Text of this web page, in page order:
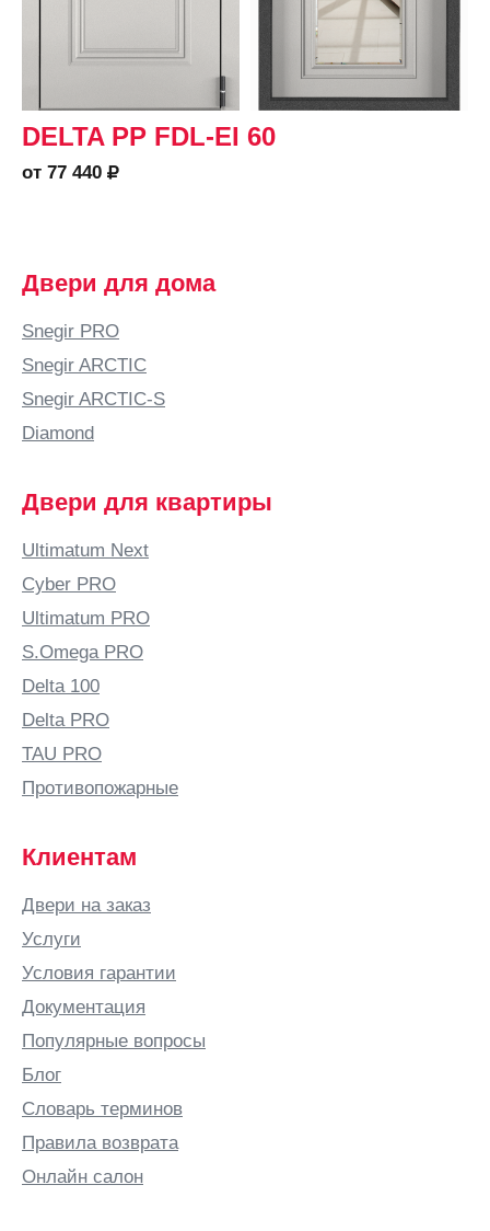
DELTA PP FDL-EI 60
от 77 440
Двери для дома
Snegir PRO
Snegir ARCTIC
Snegir ARCTIC-S
Diamond
Двери для квартиры
Ultimatum Next
Cyber PRO
Ultimatum PRO
S.Omega PRO
Delta 100
Delta PRO
TAU PRO
Противопожарные
Клиентам
Двери на заказ
Услуги
Условия гарантии
Документация
Популярные вопросы
Блог
Словарь терминов
Правила возврата
Онлайн салон